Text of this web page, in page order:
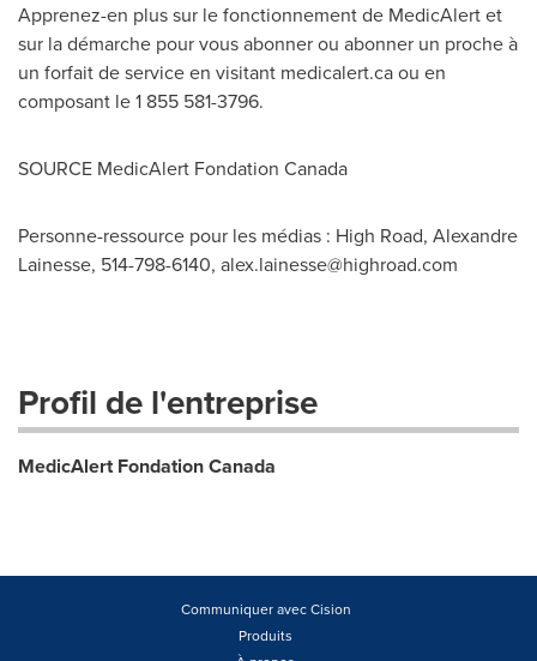
Apprenez-en plus sur le fonctionnement de MedicAlert et
sur la démarche pour vous abonner ou abonner un proche à
un forfait de service en visitant medicalert.ca ou en
composant le 1 855 581-3796.
SOURCE MedicAlert Fondation Canada
Personne-ressource pour les médias : High Road, Alexandre
Lainesse, 514-798-6140, alex.lainesse@highroad.com
Profil de l'entreprise
MedicAlert Fondation Canada
Communiquer avec Cision
Produits